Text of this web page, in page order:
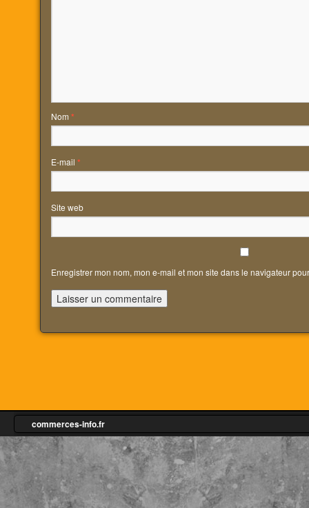
Nom *
E-mail *
Site web
Enregistrer mon nom, mon e-mail et mon site dans le navigateur
commerces-info.fr